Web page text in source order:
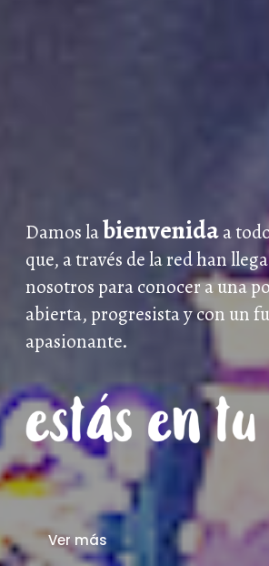
Damos labienvenidaa
que, a través de la red han
nosotros para conocer a una
abierta, progresista y con un
apasionante.
Ver más